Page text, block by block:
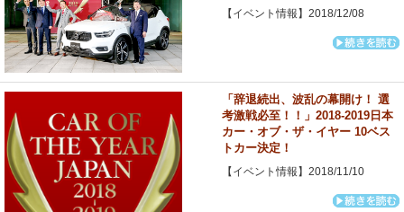
【イベント情報】2018/12/08
「辞退続出、波乱の幕開け！ 選
考激戦必至！！」2018-2019日本
カー・オブ・ザ・イヤー 10ベス
トカー決定！
【イベント情報】2018/11/10